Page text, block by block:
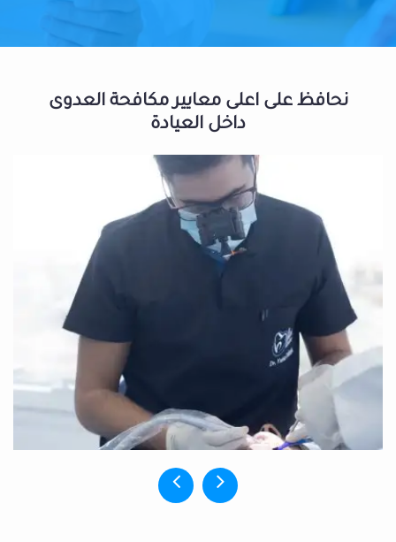
نحافظ على اعلى معايير مكافحة العدوى
داخل العيادة